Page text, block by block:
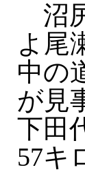
沼
よ尾
中の
が見
下田
57キ